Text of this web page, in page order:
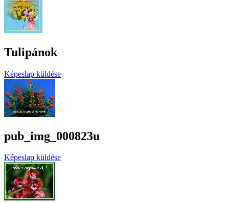
Tulipánok
Képeslap küldése
pub_img_000823u
Képeslap küldése